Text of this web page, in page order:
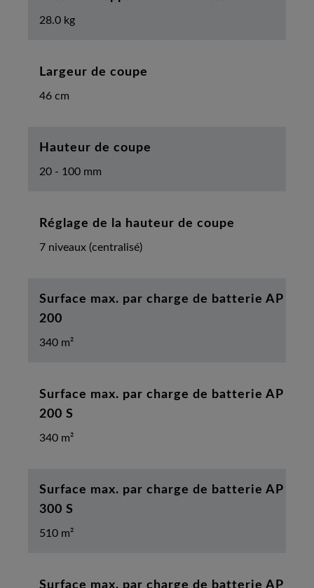
28.0 kg
Largeur de coupe
46 cm
Hauteur de coupe
20 - 100 mm
Réglage de la hauteur de coupe
7 niveaux (centralisé)
Surface max. par charge de batterie AP
200
340 m²
Surface max. par charge de batterie AP
200 S
340 m²
Surface max. par charge de batterie AP
300 S
510 m²
Surface max. par charge de batterie AP